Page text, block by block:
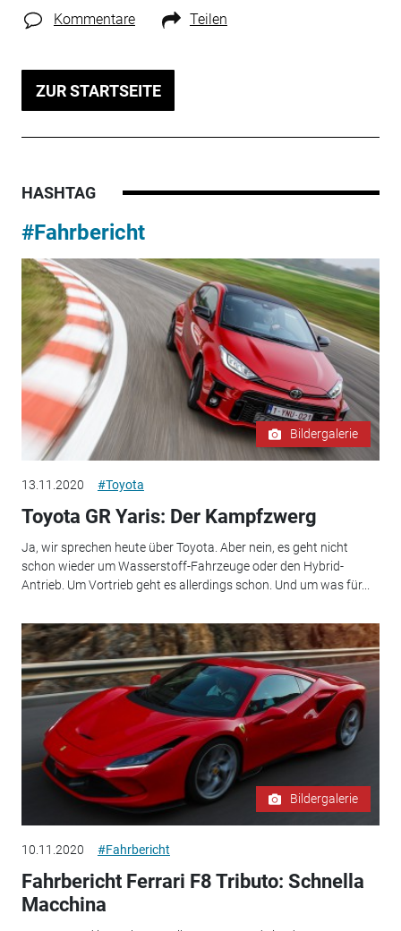
Kommentare Teilen
ZUR STARTSEITE
HASHTAG
#Fahrbericht
Bildergalerie
13.11.2020 #Toyota
Toyota GR Yaris: Der Kampfzwerg
Ja, wir sprechen heute über Toyota. Aber nein, es geht nicht
schon wieder um Wasserstoff-Fahrzeuge oder den Hybrid-
Antrieb. Um Vortrieb geht es allerdings schon. Und um was für...
Bildergalerie
10.11.2020 #Fahrbericht
Fahrbericht Ferrari F8 Tributo: Schnella
Macchina